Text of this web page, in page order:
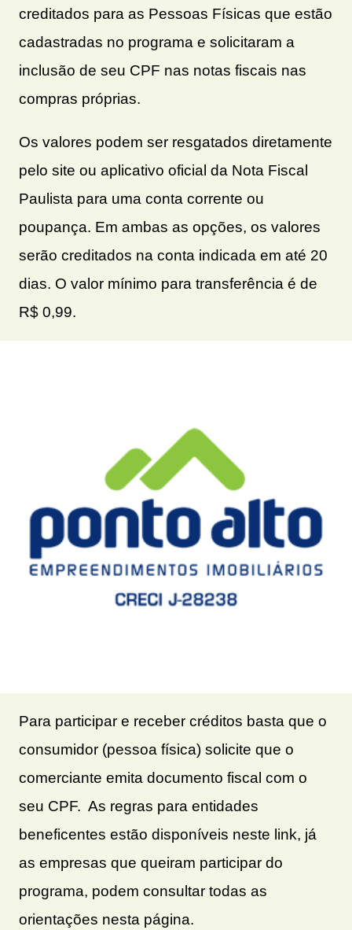
creditados para as Pessoas Físicas que estão
cadastradas no programa e solicitaram a
inclusão de seu CPF nas notas fiscais nas
compras próprias.
Os valores podem ser resgatados diretamente
pelo site ou aplicativo oficial da Nota Fiscal
Paulista para uma conta corrente ou
poupança. Em ambas as opções, os valores
serão creditados na conta indicada em até 20
dias. O valor mínimo para transferência é de
R$ 0,99.
Para participar e receber créditos basta que o
consumidor (pessoa física) solicite que o
comerciante emita documento fiscal com o
seu CPF. As regras para entidades
beneficentes estão disponíveis neste link, já
as empresas que queiram participar do
programa, podem consultar todas as
orientações nesta página.